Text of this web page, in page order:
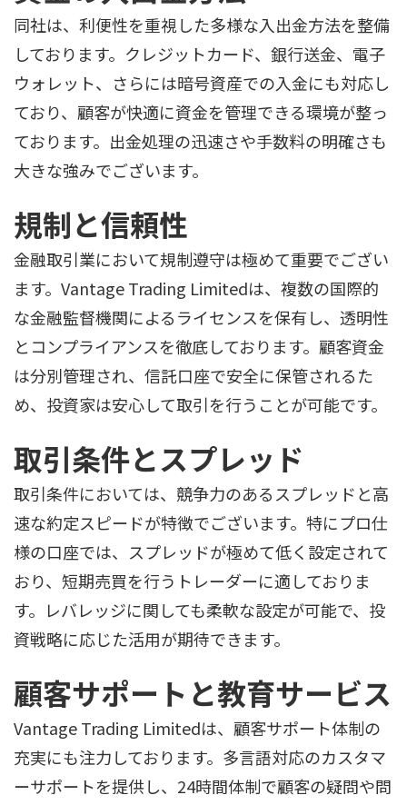
同社は、利便性を重視した多様な入出金方法を整備
しております。クレジットカード、銀行送金、電子
ウォレット、さらには暗号資産での入金にも対応し
ており、顧客が快適に資金を管理できる環境が整っ
ております。出金処理の迅速さや手数料の明確さも
大きな強みでございます。
規制と信頼性
金融取引業において規制遵守は極めて重要でござい
ます。Vantage Trading Limitedは、複数の国際的
な金融監督機関によるライセンスを保有し、透明性
とコンプライアンスを徹底しております。顧客資金
は分別管理され、信託口座で安全に保管されるた
め、投資家は安心して取引を行うことが可能です。
取引条件とスプレッド
取引条件においては、競争力のあるスプレッドと高
速な約定スピードが特徴でございます。特にプロ仕
様の口座では、スプレッドが極めて低く設定されて
おり、短期売買を行うトレーダーに適しておりま
す。レバレッジに関しても柔軟な設定が可能で、投
資戦略に応じた活用が期待できます。
顧客サポートと教育サービス
Vantage Trading Limitedは、顧客サポート体制の
充実にも注力しております。多言語対応のカスタマ
ーサポートを提供し、24時間体制で顧客の疑問や問